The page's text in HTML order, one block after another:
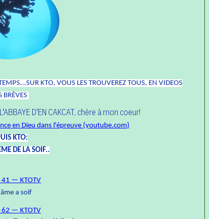
KTO, VOUS LES TROUVEREZ TOUS, EN VIDEOS
BRÈVES
D'EN CAKCAT, chère à mon coeur!
en Dieu dans l'épreuve (youtube.com)
KTO:
DE LA SOIF..
41 — KTOTV
a soif
62 — KTOTV